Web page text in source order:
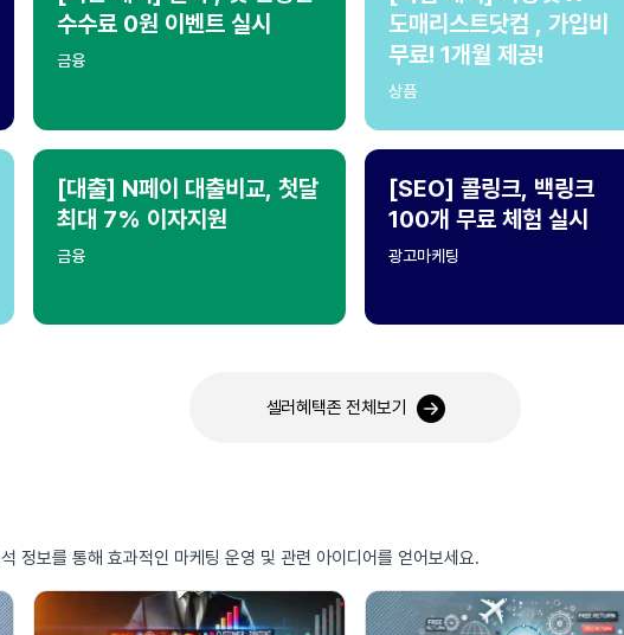
수수료 0원 이벤트 실시
금융
도매리스트닷컴 , 가입비
무료! 1개월 제공!
상품
[대출] N페이 대출비교, 첫달
최대 7% 이자지원
금융
[SEO] 콜링크, 백링크
100개 무료 체험 실시
광고마케팅
셀러혜택존 전체보기
정보를 통해 효과적인 마케팅 운영 및 관련 아이디어를 얻어보세요.